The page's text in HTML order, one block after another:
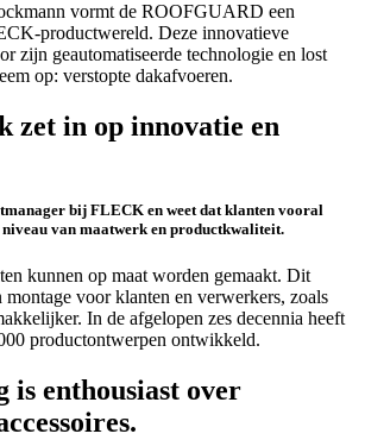
vormt de ROOFGUARD een
productwereld. Deze innovatieve
zijn geautomatiseerde technologie en lost
op: verstopte dakafvoeren.
zet in op innovatie en
bij FLECK en weet dat klanten vooral
van maatwerk en productkwaliteit.
kunnen op maat worden gemaakt. Dit
montage voor klanten en verwerkers, zoals
In de afgelopen zes decennia heeft
productontwerpen ontwikkeld.
is enthousiast over